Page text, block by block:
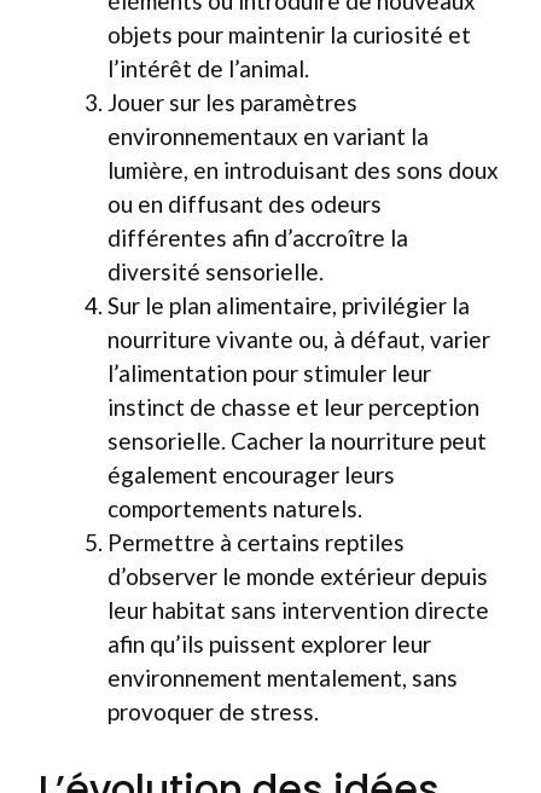
objets pour maintenir la curiosité et
l’intérêt de l’animal.
Jouer sur les paramètres
environnementaux en variant la
lumière, en introduisant des sons doux
ou en diffusant des odeurs
différentes afin d’accroître la
diversité sensorielle.
Sur le plan alimentaire, privilégier la
nourriture vivante ou, à défaut, varier
l’alimentation pour stimuler leur
instinct de chasse et leur perception
sensorielle. Cacher la nourriture peut
également encourager leurs
comportements naturels.
Permettre à certains reptiles
d’observer le monde extérieur depuis
leur habitat sans intervention directe
afin qu’ils puissent explorer leur
environnement mentalement, sans
provoquer de stress.